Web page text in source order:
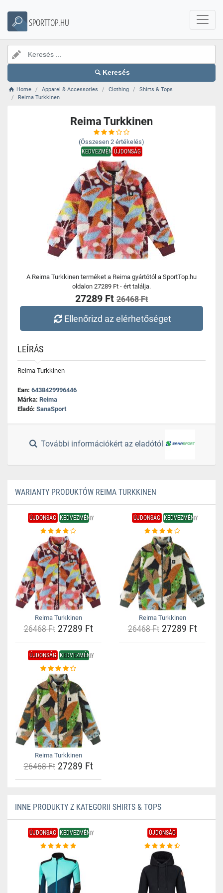
SPORTTOP.HU
Keresés
Home Apparel & Accessories Clothing
Shirts & Tops
Reima Turkkinen
Reima Turkkinen
(Összesen 2 értékelés)
KEDVEZMÉNYÚJDONSÁG
A Reima Turkkinen terméket a Reima gyártótól a SportTop.hu
oldalon 27289 Ft - ért találja.
27289 Ft 26468 Ft
Ellenőrizd az elérhetőséget
LEÍRÁS
Reima Turkkinen
Ean: 6438429996446
Márka: Reima
Eladó: SanaSport
További információkért az eladótól
WARIANTY PRODUKTÓW REIMA TURKKINEN
ÚJDONSÁG KEDVEZMÉNY
Reima Turkkinen
26468 Ft27289 Ft
ÚJDONSÁG KEDVEZMÉNY
Reima Turkkinen
26468 Ft27289 Ft
ÚJDONSÁG KEDVEZMÉNY
Reima Turkkinen
26468 Ft27289 Ft
INNE PRODUKTY Z KATEGORII SHIRTS & TOPS
ÚJDONSÁG KEDVEZMÉNY ÚJDONSÁG